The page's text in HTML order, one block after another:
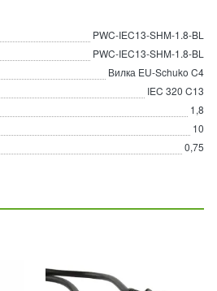
PWC-IEC13-SHM-1.8-BL
PWC-IEC13-SHM-1.8-BL
Вилка EU-Schuko C4
IEC 320 C13
1,8
10
0,75